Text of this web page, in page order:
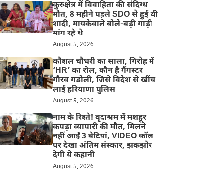
कुरुक्षेत्र में विवाहिता की संदिग्ध
मौत, 8 महीने पहले SDO से हुई थी
शादी, मायकेवाले बोले-बड़ी गाड़ी
मांग रहे थे
August 5, 2026
कौशल चौधरी का साला, गिरोह में
‘HR’ का रोल, कौन है गैंगस्टर
गौरव गडोली, जिसे विदेश से खींच
लाई हरियाणा पुलिस
August 5, 2026
नाम के रिश्ते! वृदाश्रम में मशहूर
कपड़ा व्यापारी की मौत, मिलने
नहीं आईं 3 बेटियां, VIDEO कॉल
पर देखा अंतिम संस्कार, झकझोर
देगी ये कहानी
August 5, 2026